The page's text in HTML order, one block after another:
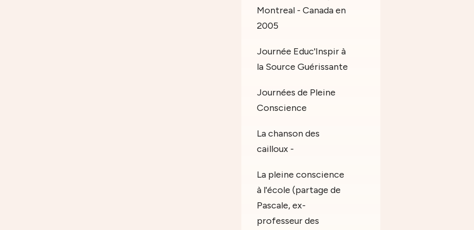
Montreal - Canada en
2005
Journée Educ'Inspir à
la Source Guérissante
Journées de Pleine
Conscience
La chanson des
cailloux -
La pleine conscience
à l'école (partage de
Pascale, ex-
professeur des